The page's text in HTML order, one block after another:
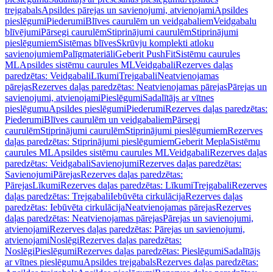
trejgabalsApsildes pārejas un savienojumi, atvienojamiApsildes
pieslēgumiPiederumiBlīves caurulēm un veidgabaliemVeidgabalu
blīvējumiPārsegi caurulēmStiprinājumi caurulēmStiprinājumi
pieslēgumiemSistēmas blīvesSkrūvju komplekti atloku
savienojumiemPalīgmateriāliGeberit PushFitSistēmu caurules
MLApsildes sistēmu caurules MLVeidgabaliRezerves daļas
paredzētas: VeidgabaliLīkumiTrejgabaliNeatvienojamas
pārejasRezerves daļas paredzētas: Neatvienojamas pārejasPārejas un
savienojumi, atvienojamiPieslēgumiSadalītājs ar vītnes
pieslēgumuApsildes pieslēgumiPiederumiRezerves daļas paredzētas:
PiederumiBlīves caurulēm un veidgabaliemPārsegi
caurulēmStiprinājumi caurulēmStiprinājumi pieslēgumiemRezerves
daļas paredzētas: Stiprinājumi pieslēgumiemGeberit MeplaSistēmu
caurules MLApsildes sistēmu caurules MLVeidgabaliRezerves daļas
paredzētas: VeidgabaliSavienojumiRezerves daļas paredzētas:
SavienojumiPārejasRezerves daļas paredzētas:
PārejasLīkumiRezerves daļas paredzētas: LīkumiTrejgabaliRezerves
daļas paredzētas: TrejgabaliIebūvēta cirkulācijaRezerves daļas
paredzētas: Iebūvēta cirkulācijaNeatvienojamas pārejasRezerves
daļas paredzētas: Neatvienojamas pārejasPārejas un savienojumi,
atvienojamiRezerves daļas paredzētas: Pārejas un savienojumi,
atvienojamiNoslēgiRezerves daļas paredzētas:
NoslēgiPieslēgumiRezerves daļas paredzētas: PieslēgumiSadalītājs
ar vītnes pieslēgumuApsildes trejgabalsRezerves daļas paredzētas: